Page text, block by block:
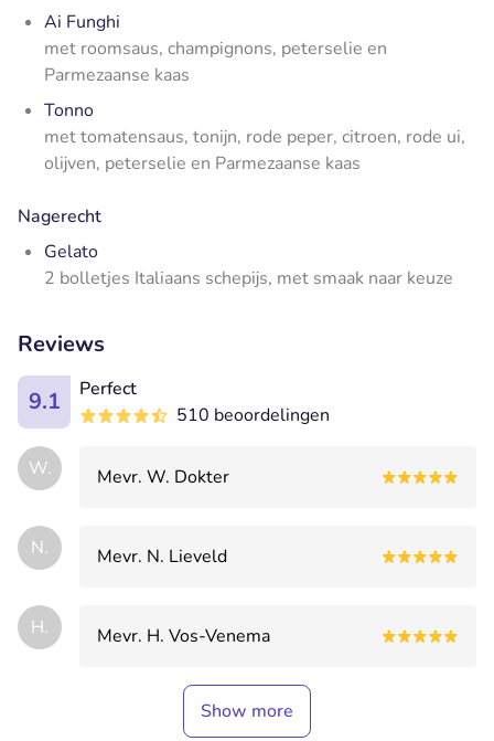
Ai Funghi
met roomsaus, champignons, peterselie en
Parmezaanse kaas
Tonno
met tomatensaus, tonijn, rode peper, citroen, rode ui,
olijven, peterselie en Parmezaanse kaas
Nagerecht
Gelato
2 bolletjes Italiaans schepijs, met smaak naar keuze
Reviews
9.1
Perfect
510 beoordelingen
W. Mevr. W. Dokter
N. Mevr. N. Lieveld
H. Mevr. H. Vos-Venema
Show more